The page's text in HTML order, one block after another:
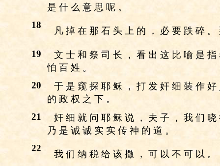
是 什 么 意 思 呢 。
18
凡 掉 在 那 石 头 上 的 ， 必 要 跌 碎
19
文 士 和 祭 司 长 ， 看 出 这 比 喻 是
怕 百 姓 。
20
于 是 窥 探 耶 稣 ， 打 发 奸 细 装 作
的 政 权 之 下 。
21
奸 细 就 问 耶 稣 说 ， 夫 子 ， 我 们
乃 是 诚 诚 实 实 传 神 的 道 。
22
我 们 纳 税 给 该 撒 ， 可 以 不 可 以 。